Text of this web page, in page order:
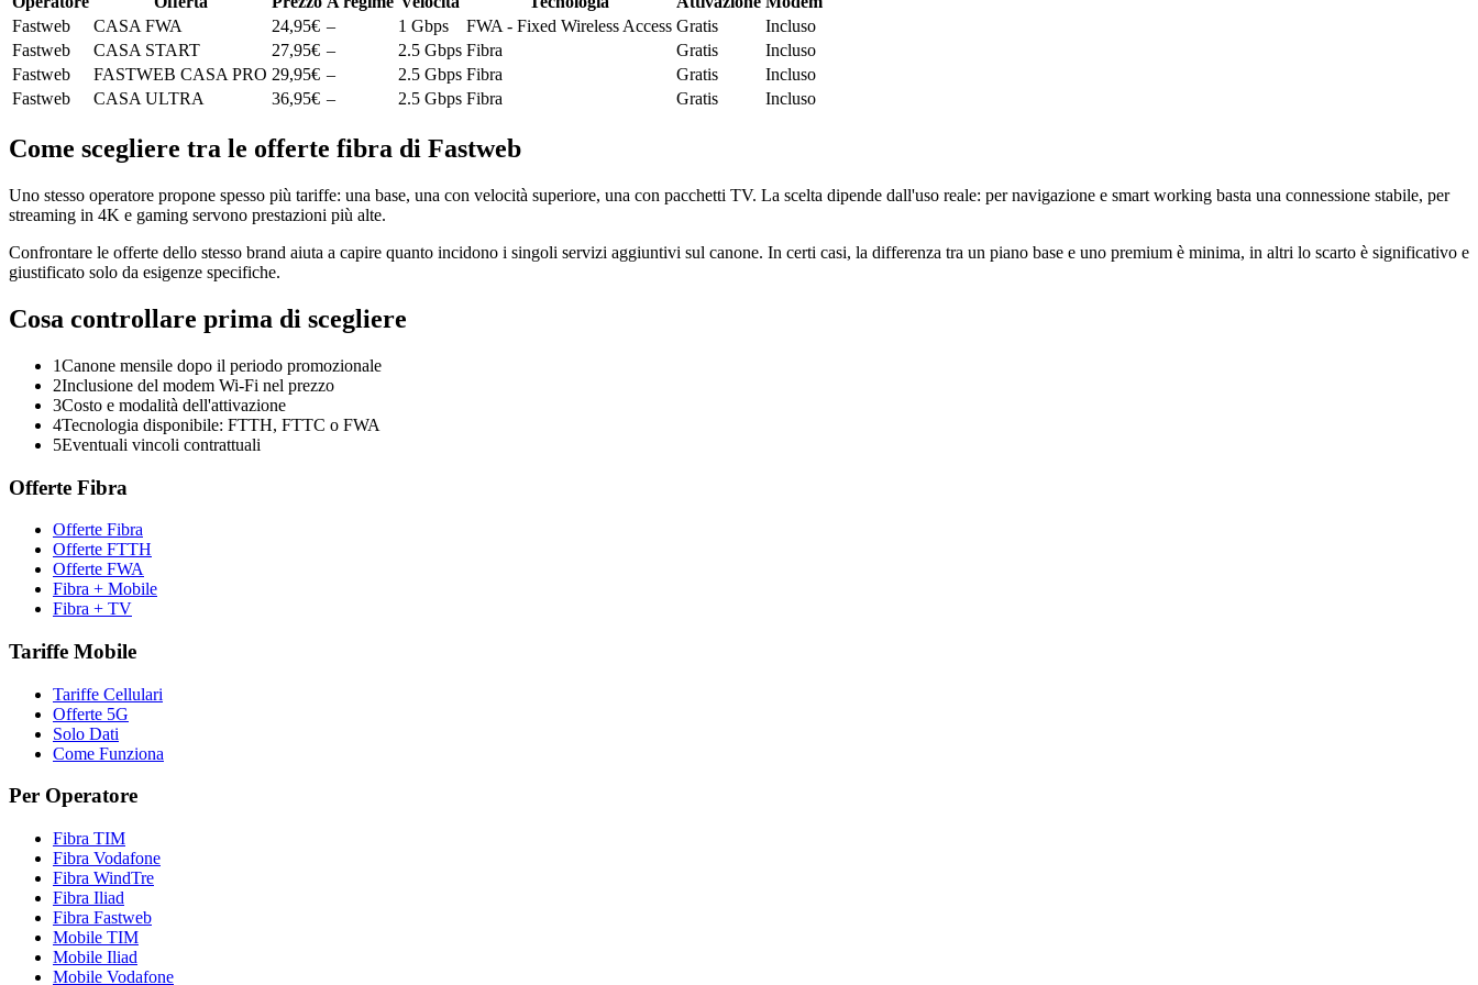
Fastweb
CASA FWA 24,95€ – 1 Gbps FWA - Fixed Wireless Access Gratis
Incluso
Fastweb
CASA START 27,95€ – 2.5 Gbps Fibra Gratis
Incluso
Fastweb
FASTWEB CASA PRO 29,95€ – 2.5 Gbps Fibra Gratis
Incluso
Fastweb
CASA ULTRA 36,95€ – 2.5 Gbps Fibra Gratis Incluso
Come scegliere tra le offerte fibra di Fastweb
Uno stesso operatore propone spesso più tariffe: una base, una con velocità superiore, una con pacchetti TV. La scelta dipende dall'uso reale: per navigazione e smart working basta una connessione stabile, per
streaming in 4K e gaming servono prestazioni più alte.
Confrontare le offerte dello stesso brand aiuta a capire quanto incidono i singoli servizi aggiuntivi sul canone. In certi casi, la differenza tra un piano base e uno premium è minima, in altri lo scarto è significativo e
giustificato solo da esigenze specifiche.
Cosa controllare prima di scegliere
1Canone mensile dopo il periodo promozionale
2Inclusione del modem Wi-Fi nel prezzo
3Costo e modalità dell'attivazione
4Tecnologia disponibile: FTTH, FTTC o FWA
5Eventuali vincoli contrattuali
Offerte Fibra
Offerte Fibra
Offerte FTTH
Offerte FWA
Fibra + Mobile
Fibra + TV
Tariffe Mobile
Tariffe Cellulari
Offerte 5G
Solo Dati
Come Funziona
Per Operatore
Fibra TIM
Fibra Vodafone
Fibra WindTre
Fibra Iliad
Fibra Fastweb
Mobile TIM
Mobile Iliad
Mobile Vodafone